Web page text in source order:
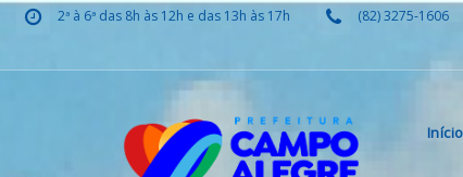
2ª à 6ª das 8h às 12h e das 13h às 17h (82) 3275-1606
Início